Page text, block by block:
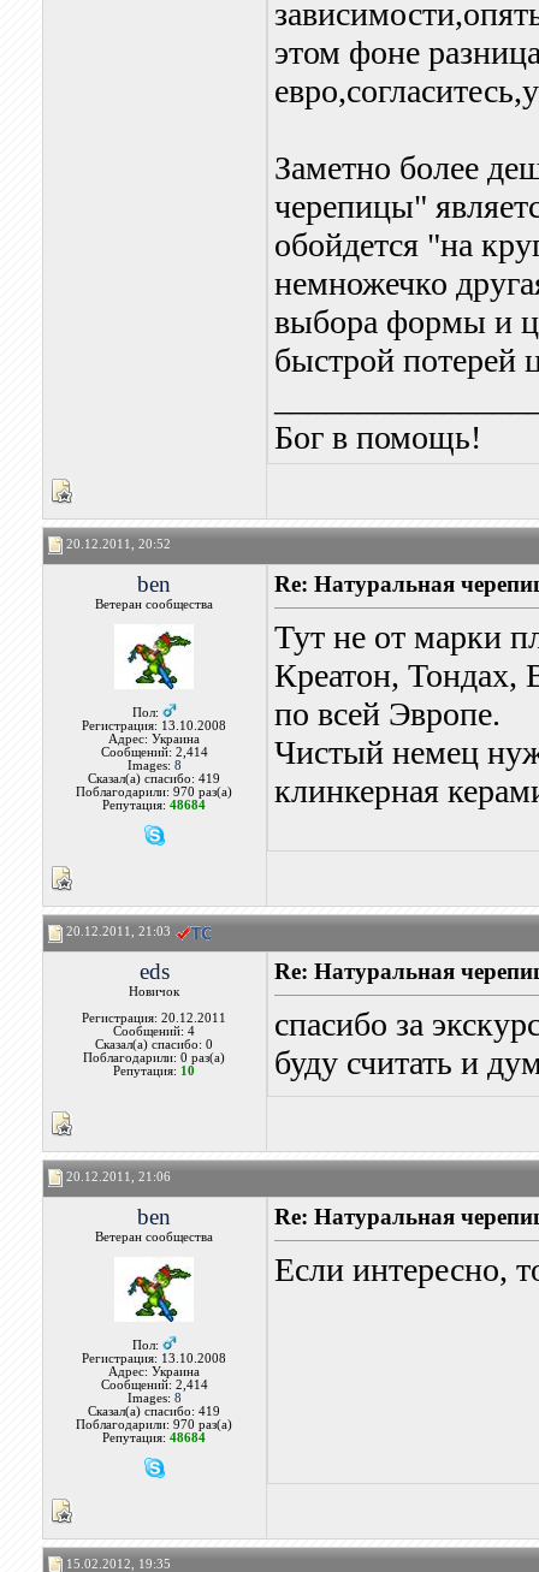
этом фоне
Заметно более
черепицы"
обойдется "на
немножечко
выбора формы и
быстрой потерей
Бог в помощь!
20.12.2011, 20:52
ben
Ветеран сообщества
Пол:
Регистрация: 13.10.2008
Адрес: Украина
Сообщений: 2,414
Images: 8
Сказал(а) спасибо: 419
Поблагодарили: 970 раз(а)
Репутация:48684
Re: Натуральная
Тут не от марки
Креатон,
по всей Эвропе.
Чистый немец
клинкерная
20.12.2011, 21:03
eds
Новичок
Регистрация: 20.12.2011
Сообщений: 4
Сказал(а) спасибо: 0
Поблагодарили: 0 раз(а)
Репутация: 10
Re: Натуральная
спасибо за
буду считать и
20.12.2011, 21:06
ben
Ветеран сообщества
Пол:
Регистрация: 13.10.2008
Адрес: Украина
Сообщений: 2,414
Images: 8
Сказал(а) спасибо: 419
Поблагодарили: 970 раз(а)
Репутация:48684
Re: Натуральная
Если интересно,
15.02.2012, 19:35